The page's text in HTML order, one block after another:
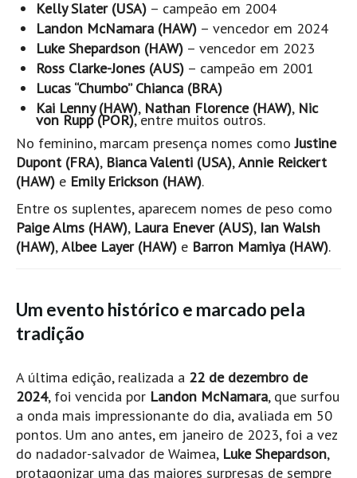
Cortegaça (Vila do Surf) HD
Cortegaça Onda Pontão HD
Praia da Barra Norte HD
FIGUEIRA DA FOZ
Praia do Cabedelo HD
NAZARÉ
Nazaré panoramica praia norte
Nazaré Praias Sul
Peniche Supertubos HD
SANTA CRUZ
ERICEIRA HD
Ericeira HD
Ericeira - Ribeira D'Ilhas HD
Boardriders Ericeira HD
Kelly Slater (USA) – campeão em 2004
Landon McNamara (HAW) – vencedor em 2024
Luke Shepardson (HAW) – vencedor em 2023
Ross Clarke-Jones (AUS) – campeão em 2001
Lucas “Chumbo” Chianca (BRA)
Kai Lenny (HAW), Nathan Florence (HAW), Nic
von Rupp (POR), entre muitos outros.
No feminino, marcam presença nomes comoJustine
Dupont (FRA), Bianca Valenti (USA),Annie Reickert
(HAW) e Emily Erickson (HAW).
Entre os suplentes, aparecem nomes de peso como
Paige Alms (HAW), Laura Enever (AUS), Ian Walsh
(HAW),Albee Layer (HAW) e Barron Mamiya (HAW).
Um evento histórico e marcado pela
tradição
A última edição, realizada a 22 de dezembro de
2024, foi vencida por Landon McNamara, que surfou
a onda mais impressionante do dia, avaliada em 50
pontos. Um ano antes, em janeiro de 2023, foi a vez
do nadador-salvador de Waimea, Luke Shepardson,
protagonizar uma das maiores surpresas de sempre